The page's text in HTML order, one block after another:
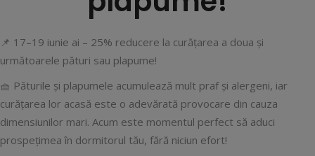
📌 17–19 iunie ai – 25% reducere la curățarea a doua și
următoarele pături sau plapume!
🧺 Păturile și plapumele acumulează mult praf și alergeni, iar
curățarea lor acasă este o adevărată provocare din cauza
dimensiunilor mari. Acum este momentul perfect să aduci
prospețimea în dormitorul tău, fără niciun efort!